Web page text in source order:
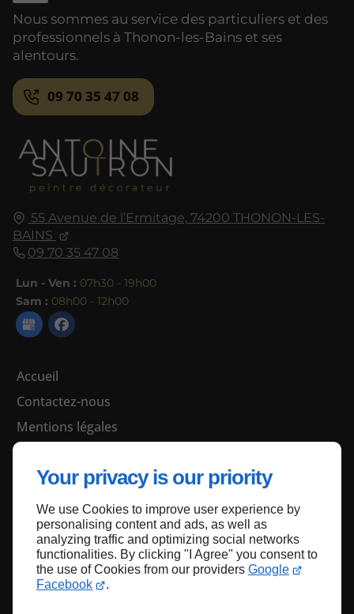
Your privacy is our priority
We use Cookies to improve user experience by
personalising content and ads, as well as
analyzing traffic and optimizing social networks
functionalities. By clicking "I Agree" you consent to
the use of Cookies from our providers Google
Facebook
.
55 Avenue de l’Ermitage, 74200 THONON-LES-
BAINS
09 70 35 47 08
Lun - Ven : 07h30 - 19h00
Sam : 08h00 - 12h00
Accueil
Contactez-nous
Mentions légales
Nous sommes au service des particuliers et des
professionnels à Thonon-les-Bains et ses
alentours.
09 70 35 47 08
Haut de page